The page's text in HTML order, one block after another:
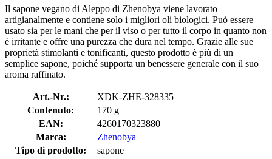
Il sapone vegano di Aleppo di Zhenobya viene lavorato
artigianalmente e contiene solo i migliori oli biologici. Può essere
usato sia per le mani che per il viso o per tutto il corpo in quanto non
è irritante e offre una purezza che dura nel tempo. Grazie alle sue
proprietà stimolanti e tonificanti, questo prodotto è più di un
semplice sapone, poiché supporta un benessere generale con il suo
aroma raffinato.
Art.-Nr.:
XDK-ZHE-328335
Contenuto:
170 g
EAN:
4260170323880
Marca:
Zhenobya
Tipo di prodotto:
sapone